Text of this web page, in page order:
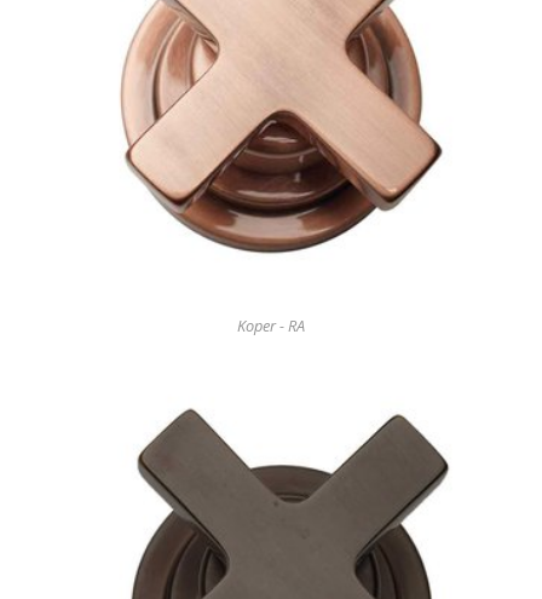
Koper - RA